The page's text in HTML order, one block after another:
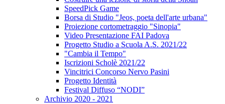
SpeedPick Game
Borsa di Studio "Jeos, poeta dell'arte urbana"
Proiezione cortometraggio "Sinopia"
Video Presentazione FAI Padova
Progetto Studio a Scuola A.S. 2021/22
"Cambia il Tempo"
Iscrizioni Scholè 2021/22
Vincitrici Concorso Nervo Pasini
Progetto Identità
Festival Diffuso “NODI”
Archivio 2020 - 2021